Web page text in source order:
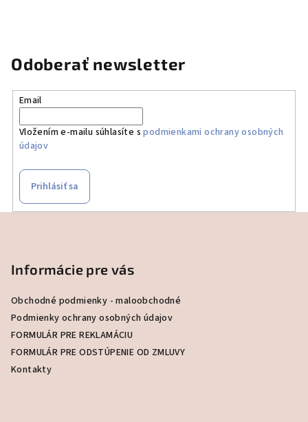
Odoberať newsletter
Email
Vložením e-mailu súhlasíte spodmienkami ochrany osobných
údajov
Prihlásiť sa
Informácie pre vás
Obchodné podmienky - maloobchodné
Podmienky ochrany osobných údajov
FORMULÁR PRE REKLAMÁCIU
FORMULÁR PRE ODSTÚPENIE OD ZMLUVY
Kontakty